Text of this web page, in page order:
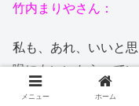
竹内まりやさん：
私も、あれ、いいと思
喉にもいいからって
メニュー ホーム